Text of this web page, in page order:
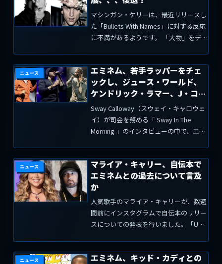
マシンガン・ケリーは、最近リリースし
た「Bullets With Names」に対する反応
に不満があるようです。 「大物」をディ
嫌がっています。リスナーの反応にMGK
も...
ニュース
エミネム、若手ラッパーをチェ
ックし、ジュース・ワールド、
ケンドリック・ラマー、J・コー
ルを称賛
Sway Calloway（スウェイ・キャロウェ
イ）が司会を務める「 Sway In The
Morning 」のインタビューの中で、エミ
代"の若手について敬意を表し...
ニュース
マライア・キャリー、自伝本で
エミネムとの過去について言及
か
人気歌手のマライア・キャリーが、数週
間前にインスタグラムで自伝本のリリー
スについての発表を行いました。「US
れているエミネムとの過去を語る可能性
ニュース
エミネム、キッド・カディとの